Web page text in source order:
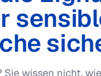
wissen nicht,